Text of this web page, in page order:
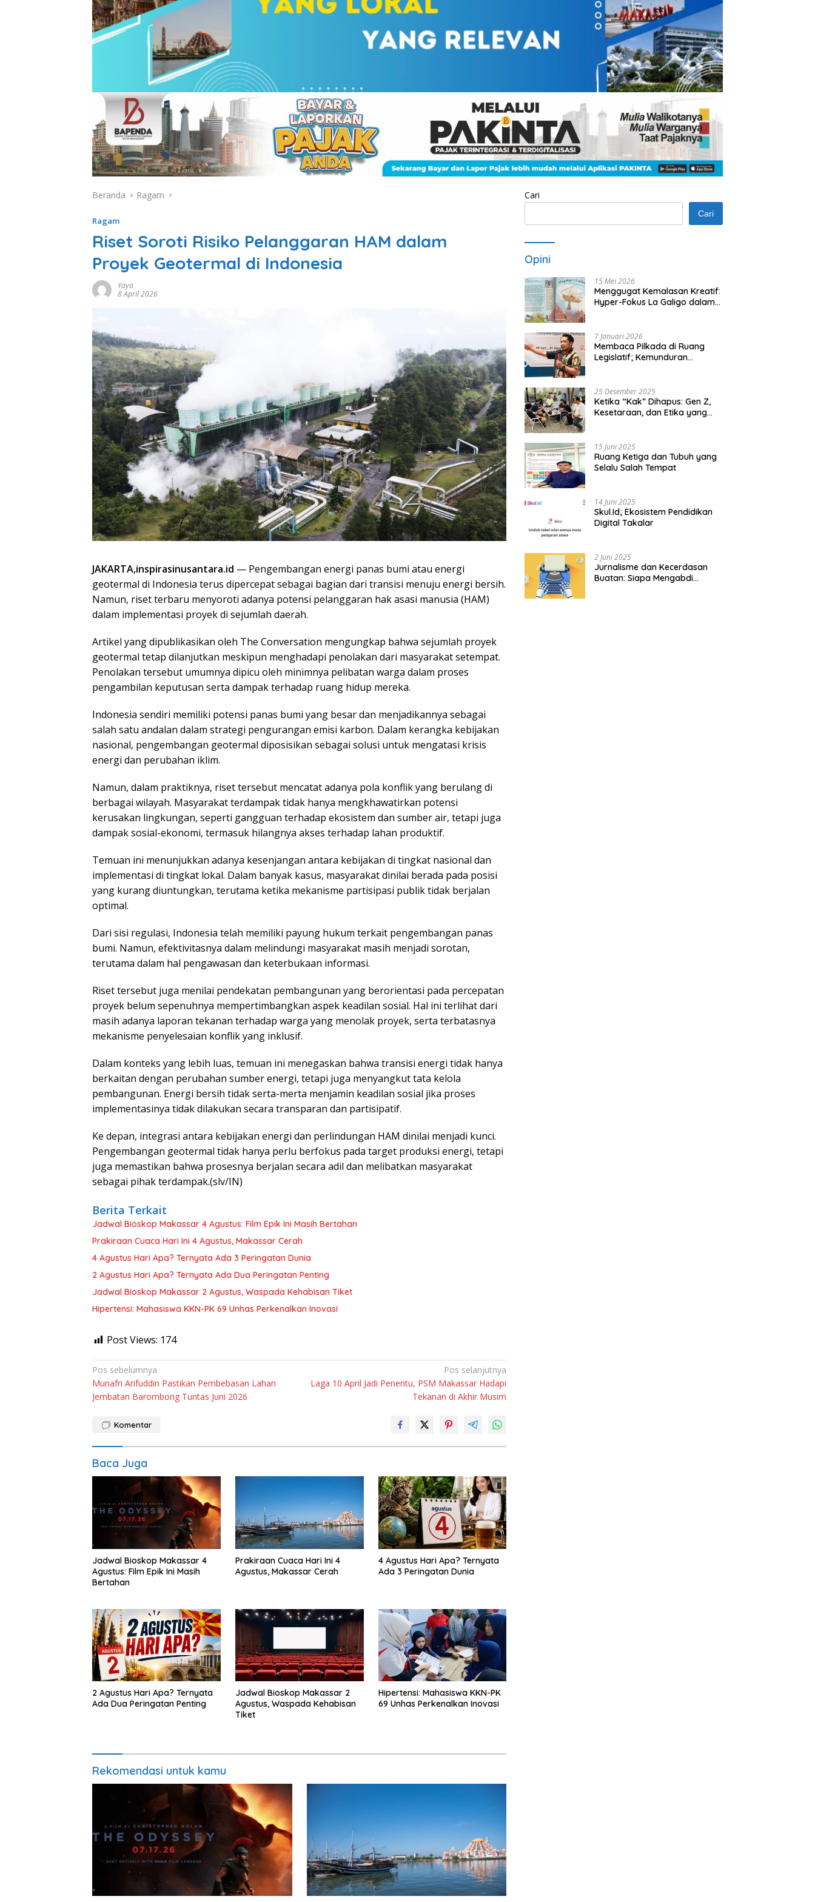
Beranda Ragam
Ragam
Riset Soroti Risiko Pelanggaran HAM dalam
Proyek Geotermal di Indonesia
Yaya
8 April 2026
JAKARTA,inspirasinusantara.id — Pengembangan energi panas bumi atau energi
geotermal di Indonesia terus dipercepat sebagai bagian dari transisi menuju energi bersih.
Namun, riset terbaru menyoroti adanya potensi pelanggaran hak asasi manusia (HAM)
dalam implementasi proyek di sejumlah daerah.
Artikel yang dipublikasikan oleh The Conversation mengungkap bahwa sejumlah proyek
geotermal tetap dilanjutkan meskipun menghadapi penolakan dari masyarakat setempat.
Penolakan tersebut umumnya dipicu oleh minimnya pelibatan warga dalam proses
pengambilan keputusan serta dampak terhadap ruang hidup mereka.
Indonesia sendiri memiliki potensi panas bumi yang besar dan menjadikannya sebagai
salah satu andalan dalam strategi pengurangan emisi karbon. Dalam kerangka kebijakan
nasional, pengembangan geotermal diposisikan sebagai solusi untuk mengatasi krisis
energi dan perubahan iklim.
Namun, dalam praktiknya, riset tersebut mencatat adanya pola konflik yang berulang di
berbagai wilayah. Masyarakat terdampak tidak hanya mengkhawatirkan potensi
kerusakan lingkungan, seperti gangguan terhadap ekosistem dan sumber air, tetapi juga
dampak sosial-ekonomi, termasuk hilangnya akses terhadap lahan produktif.
Temuan ini menunjukkan adanya kesenjangan antara kebijakan di tingkat nasional dan
implementasi di tingkat lokal. Dalam banyak kasus, masyarakat dinilai berada pada posisi
yang kurang diuntungkan, terutama ketika mekanisme partisipasi publik tidak berjalan
optimal.
Dari sisi regulasi, Indonesia telah memiliki payung hukum terkait pengembangan panas
bumi. Namun, efektivitasnya dalam melindungi masyarakat masih menjadi sorotan,
terutama dalam hal pengawasan dan keterbukaan informasi.
Riset tersebut juga menilai pendekatan pembangunan yang berorientasi pada percepatan
proyek belum sepenuhnya mempertimbangkan aspek keadilan sosial. Hal ini terlihat dari
masih adanya laporan tekanan terhadap warga yang menolak proyek, serta terbatasnya
mekanisme penyelesaian konflik yang inklusif.
Dalam konteks yang lebih luas, temuan ini menegaskan bahwa transisi energi tidak hanya
berkaitan dengan perubahan sumber energi, tetapi juga menyangkut tata kelola
pembangunan. Energi bersih tidak serta-merta menjamin keadilan sosial jika proses
implementasinya tidak dilakukan secara transparan dan partisipatif.
Ke depan, integrasi antara kebijakan energi dan perlindungan HAM dinilai menjadi kunci.
Pengembangan geotermal tidak hanya perlu berfokus pada target produksi energi, tetapi
juga memastikan bahwa prosesnya berjalan secara adil dan melibatkan masyarakat
sebagai pihak terdampak.(slv/IN)
Berita Terkait
Jadwal Bioskop Makassar 4 Agustus: Film Epik Ini Masih Bertahan
Prakiraan Cuaca Hari Ini 4 Agustus, Makassar Cerah
4 Agustus Hari Apa? Ternyata Ada 3 Peringatan Dunia
2 Agustus Hari Apa? Ternyata Ada Dua Peringatan Penting
Jadwal Bioskop Makassar 2 Agustus, Waspada Kehabisan Tiket
Hipertensi: Mahasiswa KKN-PK 69 Unhas Perkenalkan Inovasi
Post Views: 174
Navigasi
pos
Pos sebelumnya
Munafri Arifuddin Pastikan Pembebasan Lahan
Jembatan Barombong Tuntas Juni 2026
Pos selanjutnya
Laga 10 April Jadi Penentu, PSM Makassar Hadapi
Tekanan di Akhir Musim
Komentar
Baca Juga
Jadwal Bioskop Makassar 4
Agustus: Film Epik Ini Masih
Bertahan
Prakiraan Cuaca Hari Ini 4
Agustus, Makassar Cerah
4 Agustus Hari Apa? Ternyata
Ada 3 Peringatan Dunia
2 Agustus Hari Apa? Ternyata
Ada Dua Peringatan Penting
Jadwal Bioskop Makassar 2
Agustus, Waspada Kehabisan
Tiket
Hipertensi: Mahasiswa KKN-PK
69 Unhas Perkenalkan Inovasi
Rekomendasi untuk kamu
Cari
Cari
Opini
15 Mei 2026
Menggugat Kemalasan Kreatif:
Hyper-Fokus La Galigo dalam
7 Januari 2026
Membaca Pilkada di Ruang
Legislatif; Kemunduran
25 Desember 2025
Ketika “Kak” Dihapus: Gen Z,
Kesetaraan, dan Etika yang
15 Juni 2025
Ruang Ketiga dan Tubuh yang
Selalu Salah Tempat
14 Juni 2025
Skul.Id; Ekosistem Pendidikan
Digital Takalar
2 Juni 2025
Jurnalisme dan Kecerdasan
Buatan: Siapa Mengabdi